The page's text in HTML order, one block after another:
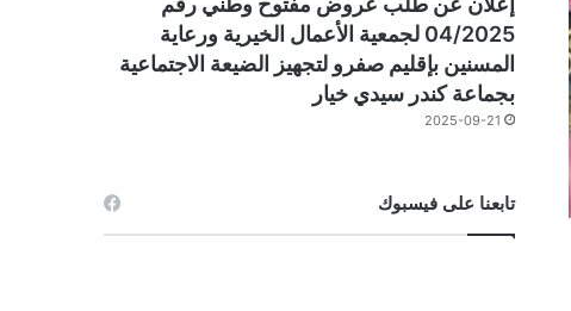
04/2025 لجمعية الأعمال الخيرية ورعاية
المسنين بإقليم صفرو لتجهيز الضيعة الاجتماعية
بجماعة كندر سيدي خيار
2025-09-21
تابعنا على فيسبوك